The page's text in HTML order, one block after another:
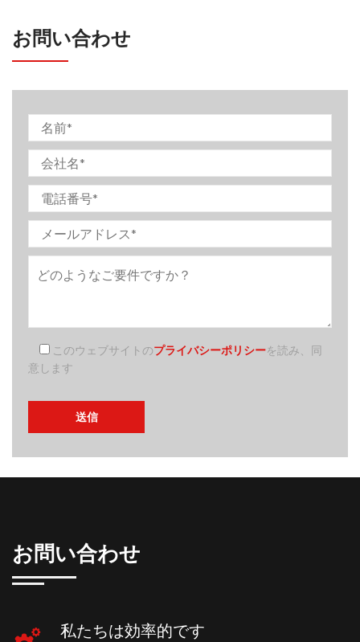
お問い合わせ
このウェブサイトのプライバシーポリシーを読み、同
意します
お問い合わせ
私たちは効率的です